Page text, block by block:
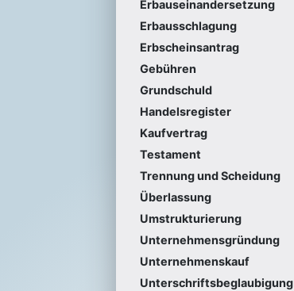
Erbauseinandersetzung
Erbausschlagung
Erbscheinsantrag
Gebühren
Grundschuld
Handelsregister
Kaufvertrag
Testament
Trennung und Scheidung
Überlassung
Umstrukturierung
Unternehmensgründung
Unternehmenskauf
Unterschriftsbeglaubigung